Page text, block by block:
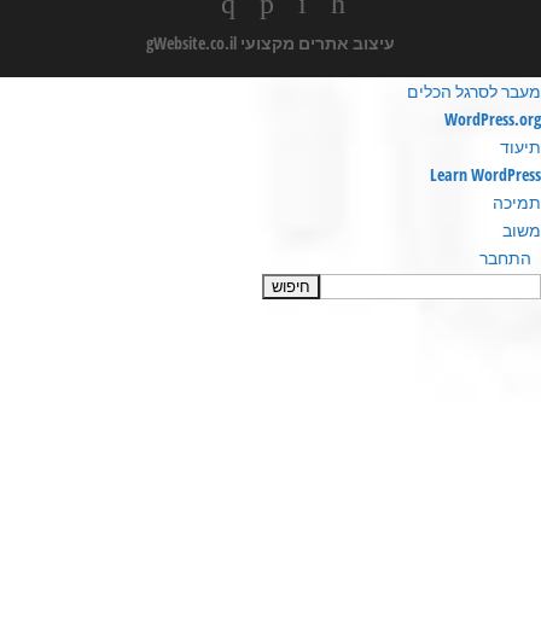
עיצוב אתרים מקצועי
מעבר לסרגל הכלים
אודות
וורדפרס
WordPress.org
תיעוד
Learn WordPress
תמיכה
משוב
התחבר
חיפוש